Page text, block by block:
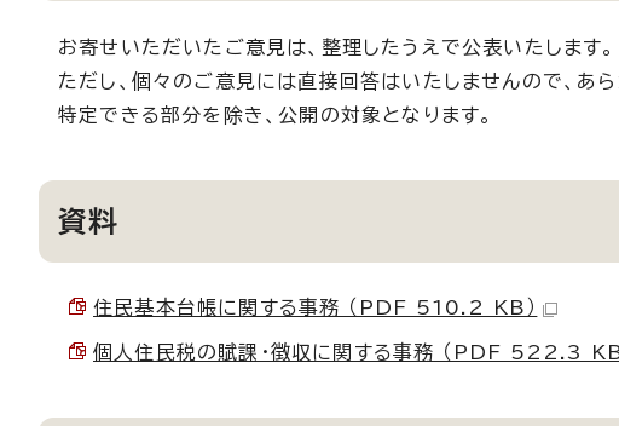
お寄せいただいたご意見は、整理したうえで公表いたします。
ただし、個々のご意見には直接回答はいたしませんので、あ
特定できる部分を除き、公開の対象となります。
資料
住民基本台帳に関する事務 （PDF 510.2 KB）
個人住民税の賦課・徴収に関する事務 （PDF 522.3 KB